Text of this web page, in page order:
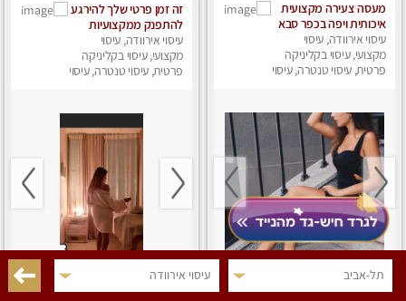
תל-אביב עיסוי אירוודה
מעסה צעירה מקצועית
איכותית ויפה בכפר סבא
עיסוי אירוודה, עיסוי
מקצועי, עיסוי בקליניקה
פרטית, עיסוי טנטרה, עיסוי
זה זמן פרטי שלך להירגע
להתפנק ממקצועיות
עיסוי אירוודה, עיסוי
מקצועי, עיסוי בקליניקה
פרטית, עיסוי טנטרה, עיסוי